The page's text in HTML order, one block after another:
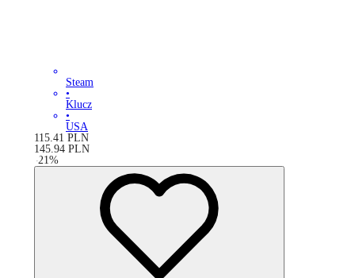
Steam
•
Klucz
•
USA
115.41 PLN
145.94 PLN
-21%